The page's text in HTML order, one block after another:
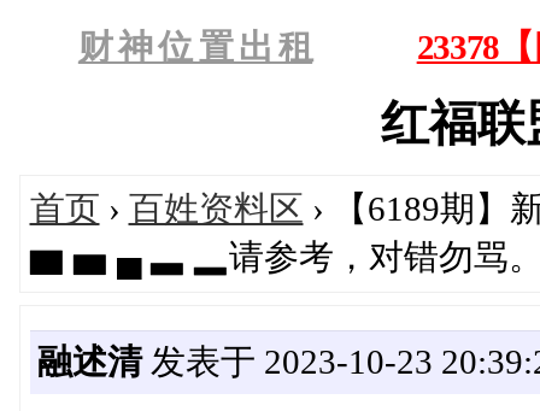
财 神 位 置 出 租 23378
红福联
首页 › 百姓资料区 › 【6189期
▆ ▅ ▄ ▃ ▂请参考，对错勿骂。
融述清发表于 2023-10-23